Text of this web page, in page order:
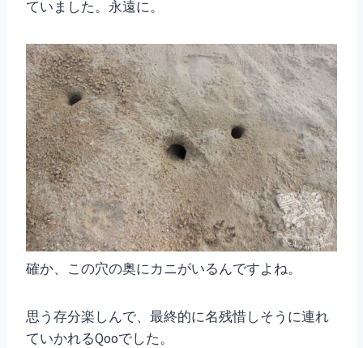
ていました。永遠に。
確か、この穴の奥にカニがいるんですよね。
思う存分楽しんで、最終的に名残惜しそうに連れ
ていかれるQooでした。